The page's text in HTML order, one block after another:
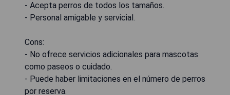
- Acepta perros de todos los tamaños.
- Personal amigable y servicial.
Cons:
- No ofrece servicios adicionales para mascotas
como paseos o cuidado.
- Puede haber limitaciones en el número de perros
por reserva.